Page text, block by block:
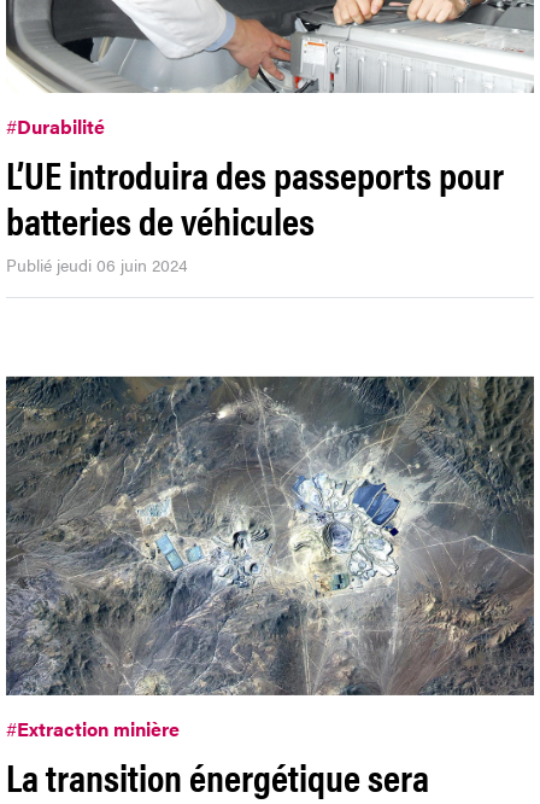
#Durabilité
L’UE introduira des passeports pour
batteries de véhicules
Publié jeudi 06 juin 2024
#Extraction minière
La transition énergétique sera